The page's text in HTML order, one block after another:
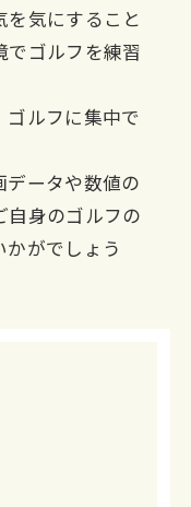
気にすること
でゴルフを練習
ルフに集中で
ータや数値の
自身のゴルフの
がでしょう